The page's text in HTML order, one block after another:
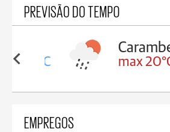
PREVISÃO DO TEMPO
18°C
Carambeí
max 20°C
EMPREGOS